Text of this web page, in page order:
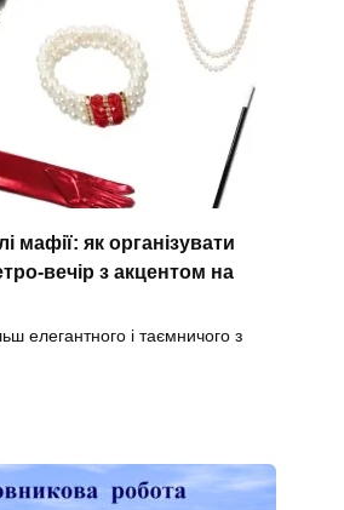
мафії: як організувати
вечір з акцентом на
елегантного і таємничого з